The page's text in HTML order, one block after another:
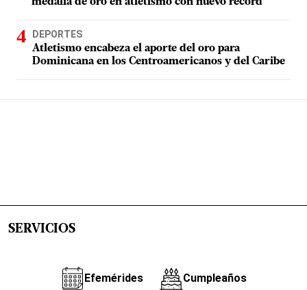
medalla de oro en atletismo con nuevo récord
DEPORTES
Atletismo encabeza el aporte del oro para
Dominicana en los Centroamericanos y del Caribe
SERVICIOS
Efemérides Cumpleaños